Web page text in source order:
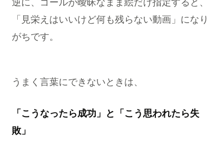
「見栄えはいいけど何も残らない動画」になり
がちです。
うまく言葉にできないときは、
「こうなったら成功」と「こう思われたら失
敗」